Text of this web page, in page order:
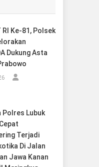
RI Ke-81, Polsek
Dukung Asta
Lubuk
Terjadi
Di Jalan
Jawa Kanan